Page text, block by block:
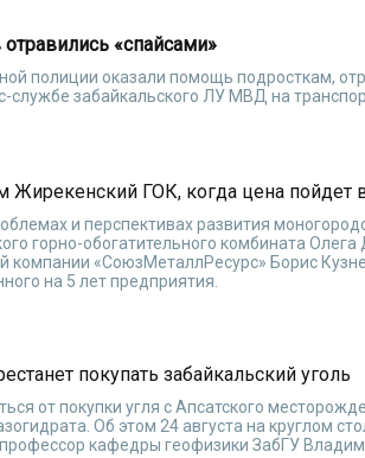
«спайсами»
полиции оказали помощь подросткам,
службе забайкальского ЛУ МВД на
Жирекенский ГОК, когда цена пойдет
и перспективах развития
горно-обогатительного комбината
«СоюзМеталлРесурс» Борис
на 5 лет предприятия.
покупать забайкальский уголь
от покупки угля с Апсатского
Об этом 24 августа на круглом
кафедры геофизики ЗабГУ